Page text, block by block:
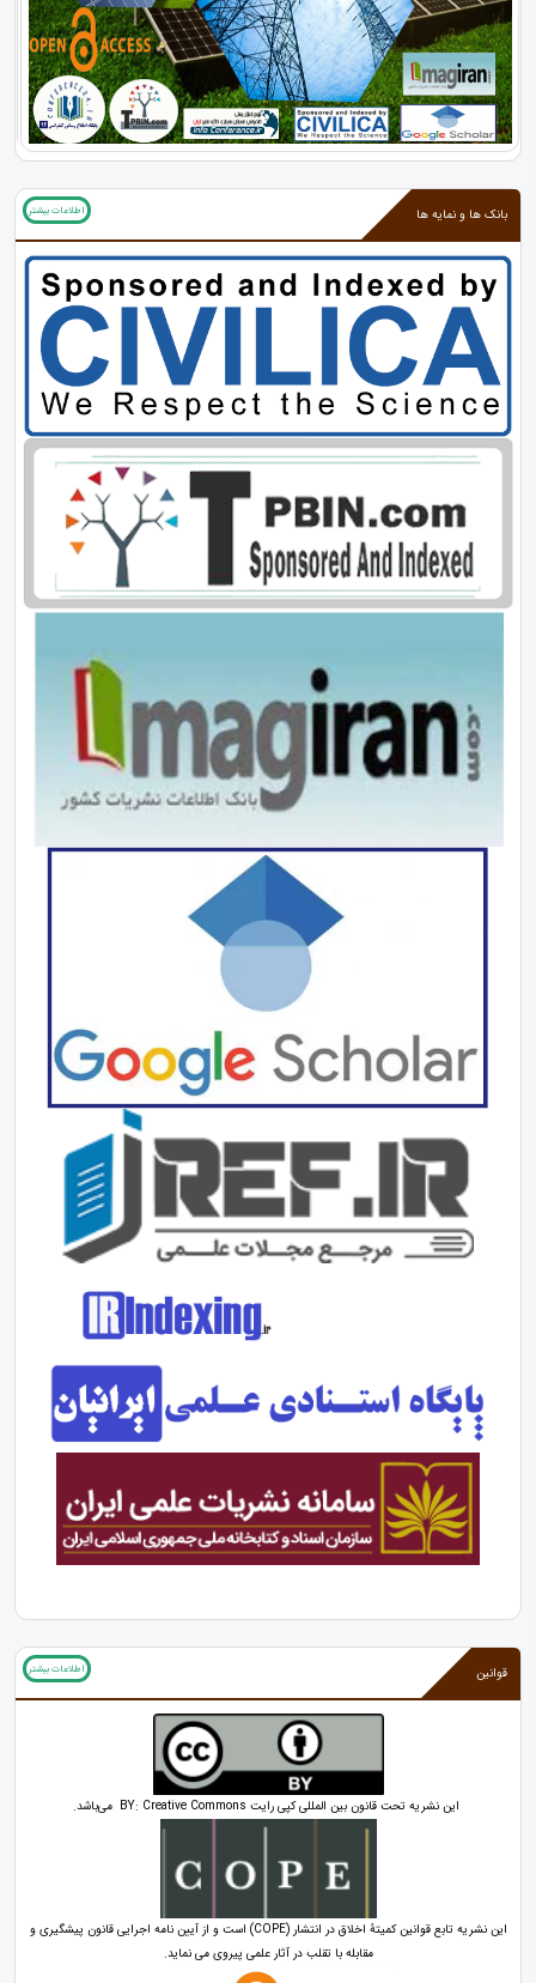
بانک ها و نمایه ها اطلاعات بیشتر
قوانین اطلاعات بیشتر
این نشریه تحت قانون بین المللی کپی رایت BY: Creative Commons می‌باشد.
این نشریه تابع قوانین کمیتۀ اخلاق در انتشار (COPE) است و از آیین نامه اجرایی قانون پیشگیری و
مقابله با تقلب در آثار علمی پیروی می نماید.